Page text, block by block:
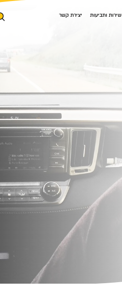
שירות ותביעות יצירת קשר